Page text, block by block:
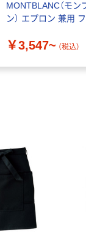
MONTBLANC（モン
ン） エプロン 兼用
￥3,547~ （税込）